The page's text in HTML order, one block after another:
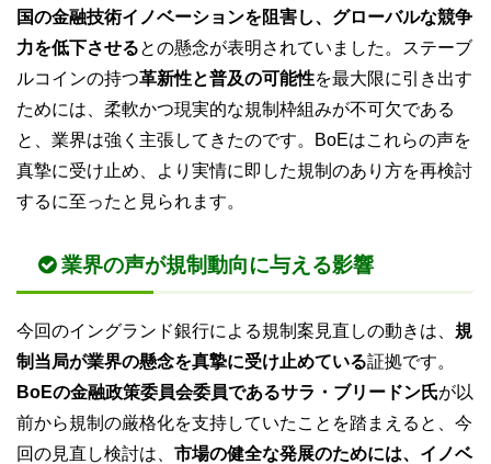
国の金融技術イノベーションを阻害し、グローバルな競争
力を低下させるとの懸念が表明されていました。ステーブ
ルコインの持つ革新性と普及の可能性を最大限に引き出す
ためには、柔軟かつ現実的な規制枠組みが不可欠である
と、業界は強く主張してきたのです。BoEはこれらの声を
真摯に受け止め、より実情に即した規制のあり方を再検討
するに至ったと見られます。
業界の声が規制動向に与える影響
今回のイングランド銀行による規制案見直しの動きは、 規
制当局が業界の懸念を真摯に受け止めている証拠です。
BoEの金融政策委員会委員であるサラ・ブリードン氏が以
前から規制の厳格化を支持していたことを踏まえると、今
回の見直し検討は、 市場の健全な発展のためには、イノベ